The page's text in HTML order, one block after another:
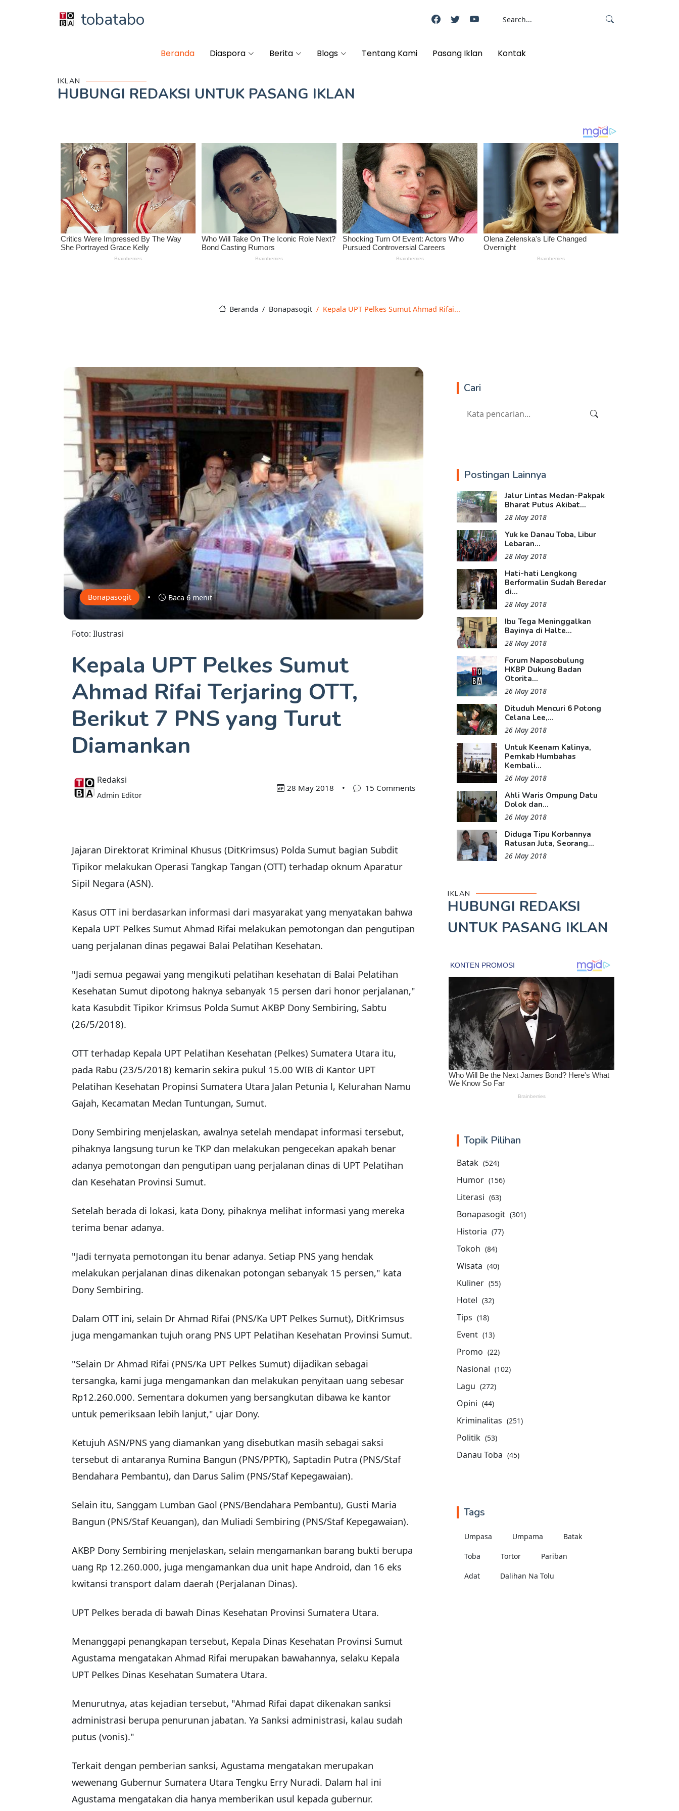
tobatabo
Beranda Diaspora Berita Blogs Tentang Kami Pasang Iklan Kontak
IKLAN
HUBUNGI REDAKSI UNTUK PASANG IKLAN
Beranda Bonapasogit Kepala UPT Pelkes Sumut Ahmad Rifai...
Bonapasogit • Baca 6 menit
Foto: Ilustrasi
Kepala UPT Pelkes Sumut
Ahmad Rifai Terjaring OTT,
Berikut 7 PNS yang Turut
Diamankan
Redaksi
Admin Editor
28 May 2018 • 15 Comments
Jajaran Direktorat Kriminal Khusus (DitKrimsus) Polda Sumut bagian Subdit
Tipikor melakukan Operasi Tangkap Tangan (OTT) terhadap oknum Aparatur
Sipil Negara (ASN).
Kasus OTT ini berdasarkan informasi dari masyarakat yang menyatakan bahwa
Kepala UPT Pelkes Sumut Ahmad Rifai melakukan pemotongan dan pengutipan
uang perjalanan dinas pegawai Balai Pelatihan Kesehatan.
"Jadi semua pegawai yang mengikuti pelatihan kesehatan di Balai Pelatihan
Kesehatan Sumut dipotong haknya sebanyak 15 persen dari honor perjalanan,"
kata Kasubdit Tipikor Krimsus Polda Sumut AKBP Dony Sembiring, Sabtu
(26/5/2018).
OTT terhadap Kepala UPT Pelatihan Kesehatan (Pelkes) Sumatera Utara itu,
pada Rabu (23/5/2018) kemarin sekira pukul 15.00 WIB di Kantor UPT
Pelatihan Kesehatan Propinsi Sumatera Utara Jalan Petunia l, Kelurahan Namu
Gajah, Kecamatan Medan Tuntungan, Sumut.
Dony Sembiring menjelaskan, awalnya setelah mendapat informasi tersebut,
pihaknya langsung turun ke TKP dan melakukan pengecekan apakah benar
adanya pemotongan dan pengutipan uang perjalanan dinas di UPT Pelatihan
dan Kesehatan Provinsi Sumut.
Setelah berada di lokasi, kata Dony, pihaknya melihat informasi yang mereka
terima benar adanya.
"Jadi ternyata pemotongan itu benar adanya. Setiap PNS yang hendak
melakukan perjalanan dinas dikenakan potongan sebanyak 15 persen," kata
Dony Sembiring.
Dalam OTT ini, selain Dr Ahmad Rifai (PNS/Ka UPT Pelkes Sumut), DitKrimsus
juga mengamankan tujuh orang PNS UPT Pelatihan Kesehatan Provinsi Sumut.
"Selain Dr Ahmad Rifai (PNS/Ka UPT Pelkes Sumut) dijadikan sebagai
tersangka, kami juga mengamankan dan melakukan penyitaan uang sebesar
Rp12.260.000. Sementara dokumen yang bersangkutan dibawa ke kantor
untuk pemeriksaan lebih lanjut," ujar Dony.
Ketujuh ASN/PNS yang diamankan yang disebutkan masih sebagai saksi
tersebut di antaranya Rumina Bangun (PNS/PPTK), Saptadin Putra (PNS/Staf
Bendahara Pembantu), dan Darus Salim (PNS/Staf Kepegawaian).
Selain itu, Sanggam Lumban Gaol (PNS/Bendahara Pembantu), Gusti Maria
Bangun (PNS/Staf Keuangan), dan Muliadi Sembiring (PNS/Staf Kepegawaian).
AKBP Dony Sembiring menjelaskan, selain mengamankan barang bukti berupa
uang Rp 12.260.000, juga mengamankan dua unit hape Android, dan 16 eks
kwitansi transport dalam daerah (Perjalanan Dinas).
UPT Pelkes berada di bawah Dinas Kesehatan Provinsi Sumatera Utara.
Menanggapi penangkapan tersebut, Kepala Dinas Kesehatan Provinsi Sumut
Agustama mengatakan Ahmad Rifai merupakan bawahannya, selaku Kepala
UPT Pelkes Dinas Kesehatan Sumatera Utara.
Menurutnya, atas kejadian tersebut, "Ahmad Rifai dapat dikenakan sanksi
administrasi berupa penurunan jabatan. Ya Sanksi administrasi, kalau sudah
putus (vonis)."
Terkait dengan pemberian sanksi, Agustama mengatakan merupakan
wewenang Gubernur Sumatera Utara Tengku Erry Nuradi. Dalam hal ini
Agustama mengatakan dia hanya memberikan usul kepada gubernur.
Cari
Postingan Lainnya
Jalur Lintas Medan-Pakpak
Bharat Putus Akibat...
28 May 2018
Yuk ke Danau Toba, Libur
Lebaran...
28 May 2018
Hati-hati Lengkong
Berformalin Sudah Beredar
di...
28 May 2018
Ibu Tega Meninggalkan
Bayinya di Halte...
28 May 2018
Forum Naposobulung
HKBP Dukung Badan
Otorita...
26 May 2018
Dituduh Mencuri 6 Potong
Celana Lee,...
26 May 2018
Untuk Keenam Kalinya,
Pemkab Humbahas
Kembali...
26 May 2018
Ahli Waris Ompung Datu
Dolok dan...
26 May 2018
Diduga Tipu Korbannya
Ratusan Juta, Seorang...
26 May 2018
IKLAN
HUBUNGI REDAKSI
UNTUK PASANG IKLAN
Topik Pilihan
Batak (524)
Humor (156)
Literasi (63)
Bonapasogit (301)
Historia (77)
Tokoh (84)
Wisata (40)
Kuliner (55)
Hotel (32)
Tips (18)
Event (13)
Promo (22)
Nasional (102)
Lagu (272)
Opini (44)
Kriminalitas (251)
Politik (53)
Danau Toba (45)
Tags
Umpasa Umpama Batak
Toba Tortor Pariban
Adat Dalihan Na Tolu